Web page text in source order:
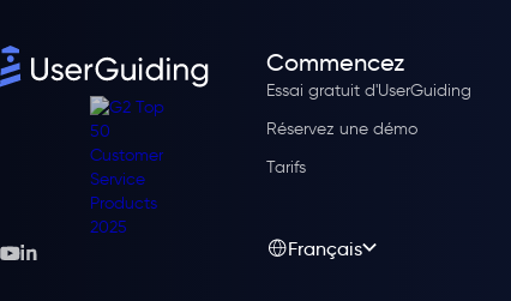
Commencez
Essai gratuit d'UserGuiding
Réservez une démo
Tarifs
Français